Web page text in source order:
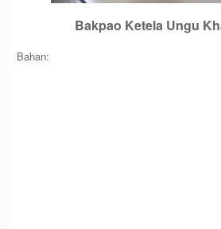
Bakpao Ketela Ungu
Bahan: